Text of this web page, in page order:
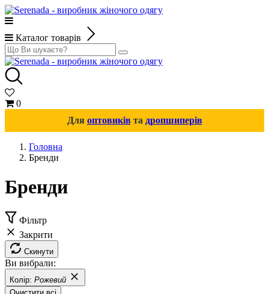
Каталог товарів
0
Для оптовиківта дропшиперів
Головна
Бренди
Бренди
Фільтр
Закрити
Скинути
Ви вибрали:
Колір: Рожевий